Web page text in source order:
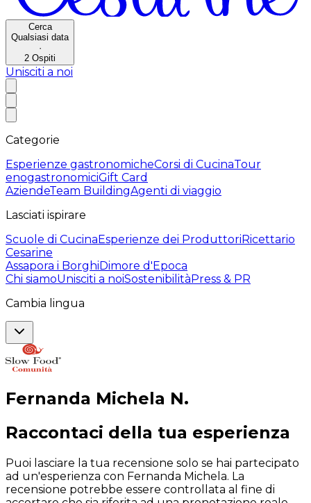
Cerca
Qualsiasi data
·
2 Ospiti
Unisciti a noi
Categorie
Esperienze gastronomicheCorsi di CucinaTour
enogastronomiciGift Card
AziendeTeam BuildingAgenti di viaggio
Lasciati ispirare
Scuole di CucinaEsperienze dei ProduttoriRicettario
Cesarine
Assapora i BorghiDimore d'Epoca
Chi siamoUnisciti a noiSostenibilitàPress & PR
Cambia lingua
Fernanda Michela N.
Raccontaci della tua esperienza
Puoi lasciare la tua recensione solo se hai partecipato
ad un'esperienza con Fernanda Michela. La
recensione potrebbe essere controllata al fine di